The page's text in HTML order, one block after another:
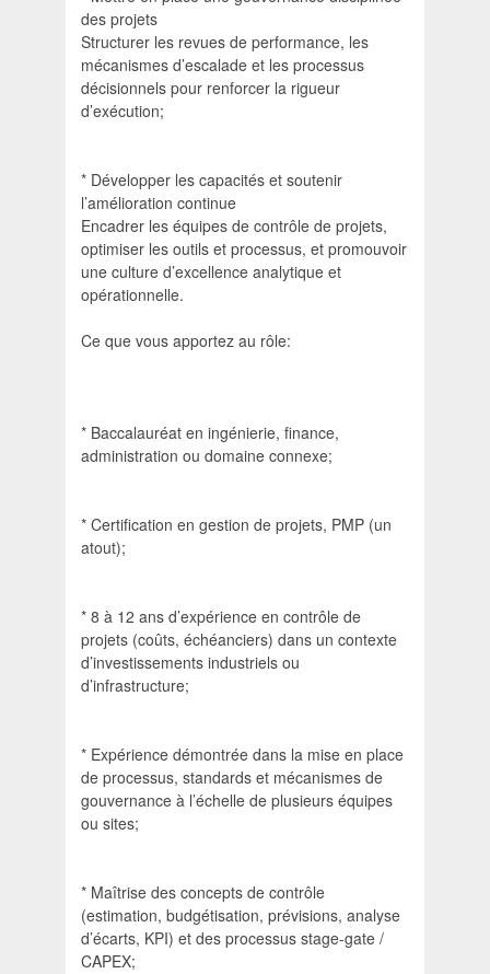
des projets
Structurer les revues de performance, les
mécanismes d’escalade et les processus
décisionnels pour renforcer la rigueur
d’exécution;
* Développer les capacités et soutenir
l’amélioration continue
Encadrer les équipes de contrôle de projets,
optimiser les outils et processus, et promouvoir
une culture d’excellence analytique et
opérationnelle.
Ce que vous apportez au rôle:
* Baccalauréat en ingénierie, finance,
administration ou domaine connexe;
* Certification en gestion de projets, PMP (un
atout);
* 8 à 12 ans d’expérience en contrôle de
projets (coûts, échéanciers) dans un contexte
d’investissements industriels ou
d’infrastructure;
* Expérience démontrée dans la mise en place
de processus, standards et mécanismes de
gouvernance à l’échelle de plusieurs équipes
ou sites;
* Maîtrise des concepts de contrôle
(estimation, budgétisation, prévisions, analyse
d’écarts, KPI) et des processus stage-gate /
CAPEX;